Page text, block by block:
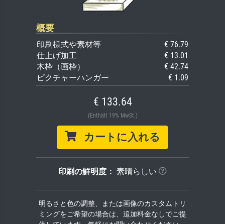
概要
印刷様式や素材等
€ 76.79
仕上げ加工
€ 13.01
木枠（画枠）
€ 42.74
ピクチャーハンガー
€ 1.09
€ 133.64
(Enthält 19% MwSt.)
カートに入れる
印刷の鮮明度： 素晴らしい
明るさと色の調整、または画像のカスタムトリ
ミングをご希望の場合は、追加料金なしでご提